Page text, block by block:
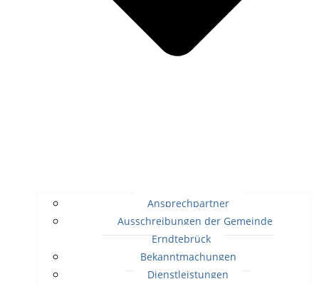
Ansprechpartner
Ausschreibungen der Gemeinde
Erndtebrück
Bekanntmachungen
Dienstleistungen